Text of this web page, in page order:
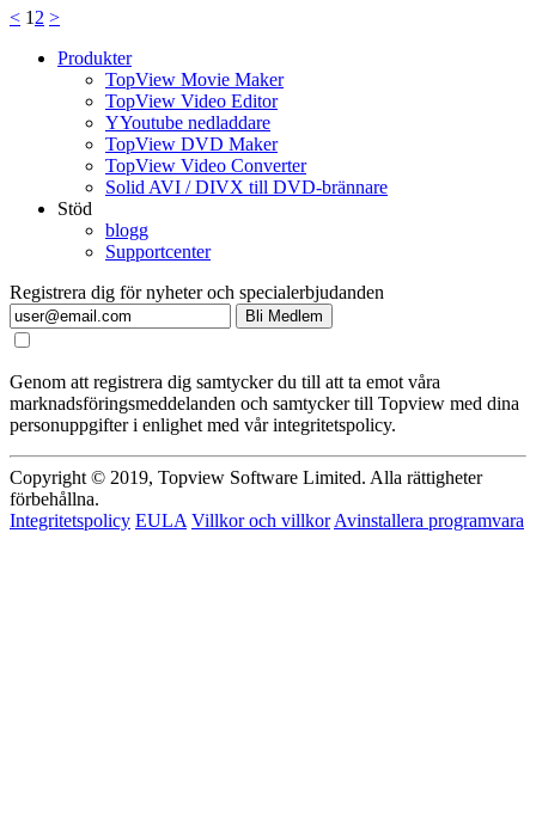
< 1 2 >
Produkter
TopView Movie Maker
TopView Video Editor
YYoutube nedladdare
TopView DVD Maker
TopView Video Converter
Solid AVI / DIVX till DVD-brännare
Stöd
blogg
Supportcenter
Registrera dig för nyheter och specialerbjudanden
Bli Medlem
Genom att registrera dig samtycker du till att ta emot våra
marknadsföringsmeddelanden och samtycker till Topview med dina
personuppgifter i enlighet med vår integritetspolicy.
Copyright © 2019, Topview Software Limited. Alla rättigheter
förbehållna.
Integritetspolicy EULA Villkor och villkor Avinstallera programvara